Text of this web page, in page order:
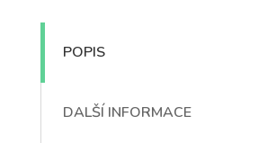
POPIS
DALŠÍ INFORMACE